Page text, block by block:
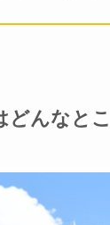
どんなと